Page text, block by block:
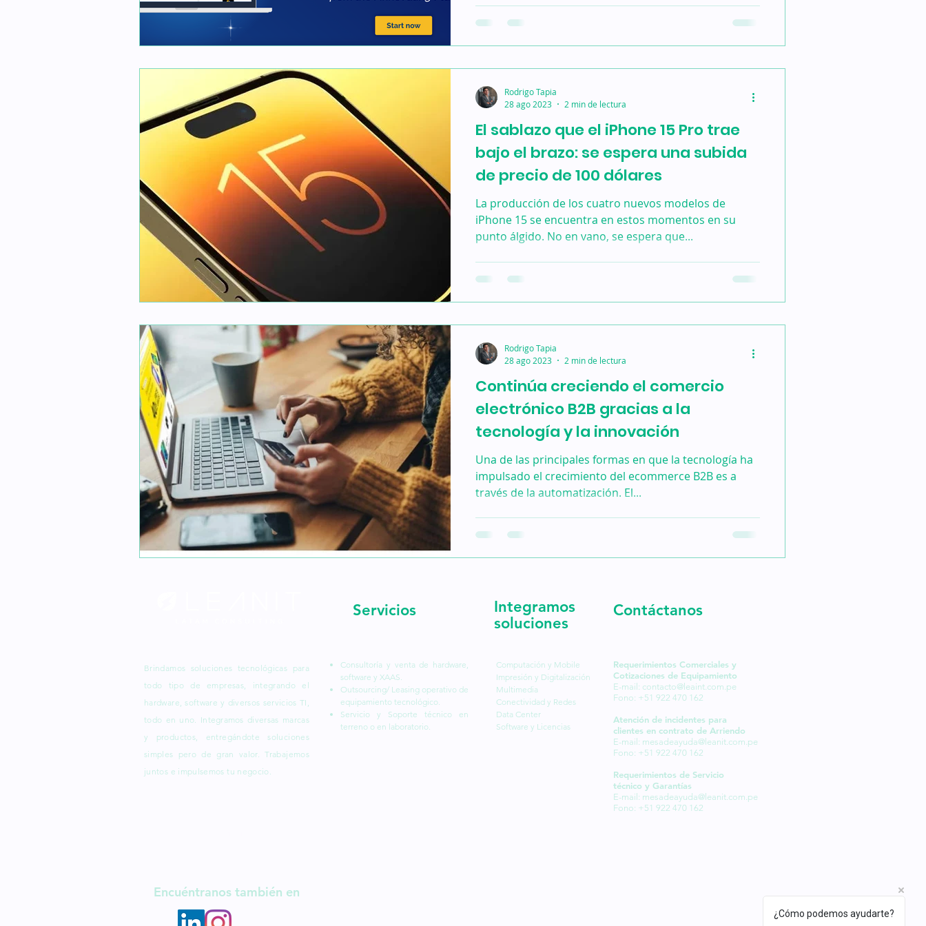
El sablazo que el iPhone 15 Pro trae
bajo el brazo: se espera una subida
de precio de 100 dólares
La producción de los cuatro nuevos modelos de
iPhone 15 se encuentra en estos momentos en su
punto álgido. No en vano, se espera que...
Rodrigo Tapia
28 ago 2023
2 min de lectura
Continúa creciendo el comercio
electrónico B2B gracias a la
tecnología y la innovación
Una de las principales formas en que la tecnología ha
impulsado el crecimiento del ecommerce B2B es a
través de la automatización. El...
Rodrigo Tapia
28 ago 2023
2 min de lectura
Brindamos soluciones tecnológicas para
todo tipo de empresas, integrando el
hardware, software y diversos servicios TI,
todo en uno. Integramos diversas marcas
y productos, entregándote soluciones
simples pero de gran valor. Trabajemos
juntos e impulsemos tu negocio.
Servicios
Integramos
soluciones
Contáctanos
Consultoría y venta de hardware,
software y XAAS.
Outsourcing/ Leasing operativo de
equipamiento tecnológico.
Servicio y Soporte técnico en
terreno o en laboratorio.
Computación y Mobile
Impresión y Digitalización
Multimedia
Conectividad y Redes
Data Center
Software y Licencias
Requerimientos Comerciales y
Cotizaciones de Equipamiento
E-mail: contacto@leaint.com.pe
Fono: +51 922 470 162
Atención de incidentes para
clientes en contrato de Arriendo
E-mail: mesadeayuda@leanit.com.pe
Fono: +51 922 470 162
Requerimientos de Servicio
técnico y Garantías
E-mail: mesadeayuda@leanit.com.pe
Fono: +51 922 470 162
Encuéntranos también en
¿Cómo podemos ayudarte?